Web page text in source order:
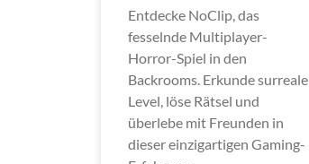
Entdecke NoClip, das
fesselnde Multiplayer-
Horror-Spiel in den
Backrooms. Erkunde surreale
Level, löse Rätsel und
überlebe mit Freunden in
dieser einzigartigen Gaming-